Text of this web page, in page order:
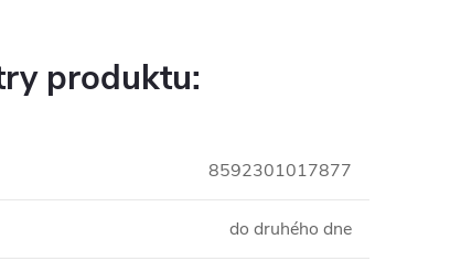
produktu:
8592301017877
do druhého dne